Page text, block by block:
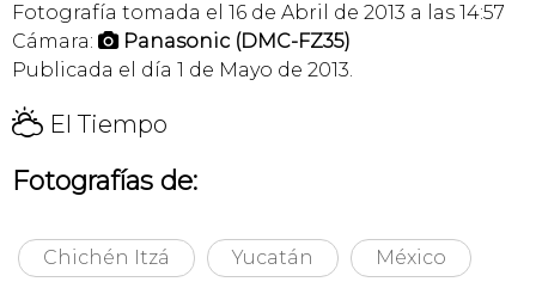
Fotografía tomada el 16 de Abril de 2013 a las 14:57
Cámara:  Panasonic (DMC-FZ35)
Publicada el día 1 de Mayo de 2013.
H El Tiempo
Fotografías de:
Chichén Itzá Yucatán México